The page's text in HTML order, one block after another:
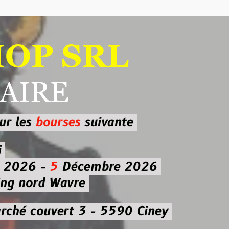
SRL
suivante
5Décembre 2026
Wavre
3 - 5590 Ciney